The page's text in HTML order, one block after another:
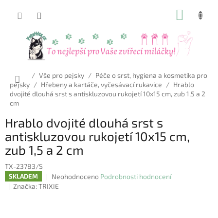
Domů
/ Vše pro pejsky / Péče o srst, hygiena a kosmetika pro
pejsky / Hřebeny a kartáče, vyčesávací rukavice / Hrablo
dvojité dlouhá srst s antiskluzovou rukojetí 10x15 cm, zub 1,5 a 2
cm
Hrablo dvojité dlouhá srst s
antiskluzovou rukojetí 10x15 cm,
zub 1,5 a 2 cm
TX-23783/S
SKLADEM
Průměrné
hodnocení
Neohodnoceno Podrobnosti hodnocení
Značka:TRIXIE